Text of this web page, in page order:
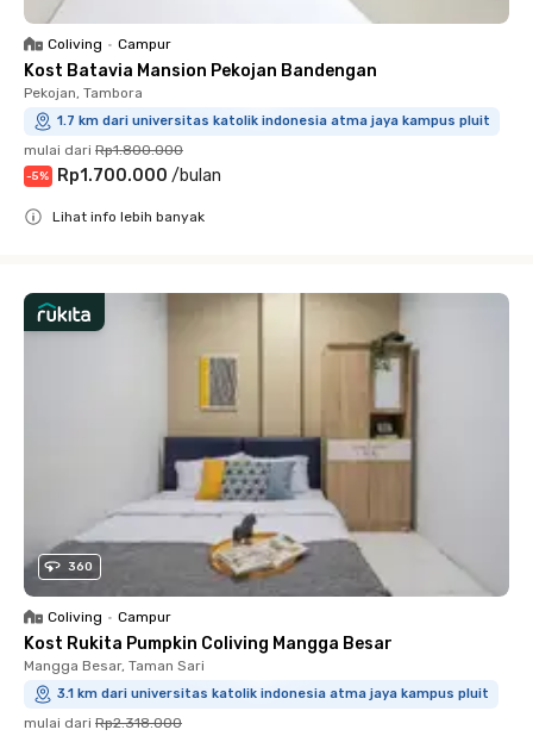
Coliving • Campur
Kost Batavia Mansion Pekojan Bandengan
Pekojan, Tambora
1.7 km dari universitas katolik indonesia atma jaya kampus pluit
mulai dari Rp1.800.000
-5% Rp1.700.000 /bulan
Lihat info lebih banyak
360
Coliving • Campur
Kost Rukita Pumpkin Coliving Mangga Besar
Mangga Besar, Taman Sari
3.1 km dari universitas katolik indonesia atma jaya kampus pluit
mulai dari Rp2.318.000